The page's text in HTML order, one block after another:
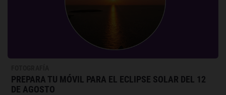
PREPARA TU MÓVIL PARA EL ECLIPSE SOLAR DEL 12
DE AGOSTO